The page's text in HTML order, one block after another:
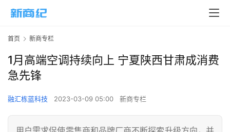
首页 新商专栏
1月高端空调持续向上 宁夏陕西甘肃成消费
急先锋
融汇栋蓝科技 2023-03-09 05:00 新商专栏